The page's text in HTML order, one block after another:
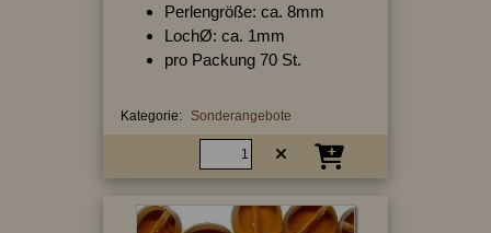
Perlengröße: ca. 8mm
LochØ: ca. 1mm
pro Packung 70 St.
Kategorie: Sonderangebote